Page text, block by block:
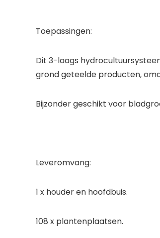
Toepassingen:
Dit 3-laags
grond geteelde producten,
Bijzonder geschikt voor
Leveromvang:
1 x houder en hoofdbuis.
108 x plantenplaatsen.